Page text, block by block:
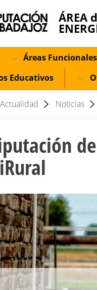
ÁREA
Áreas Funcionales
Educativos
Actualidad Noticias